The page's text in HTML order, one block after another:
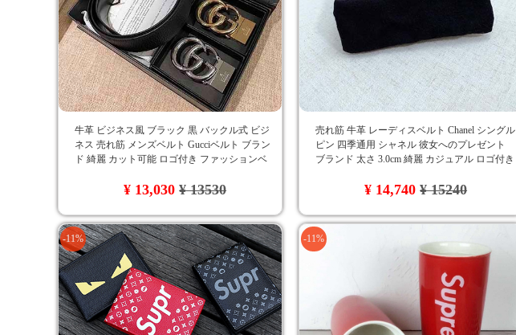
牛革 ビジネス風 ブラック 黒 バックル式 ビジ
ネス 売れ筋 メンズベルト Gucciベルト ブラン
ド 綺麗 カット可能 ロゴ付き ファッションベ
¥ 13,030¥ 13530
売れ筋 牛革 レーディスベルト Chanel シングル
ピン 四季通用 シャネル 彼女へのプレゼント
ブランド 太さ 3.0cm 綺麗 カジュアル ロゴ付き
¥ 14,740¥ 15240
-11% -11%